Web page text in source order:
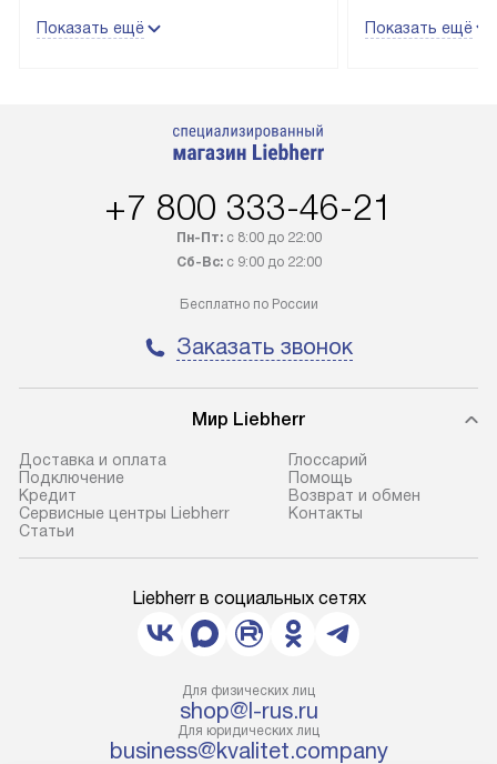
лейблом доставляется бесплатно
Показать ещё
эксплуатации
Показать ещё
+7 800 333-46-21
Пн-Пт:с 8:00 до 22:00
Сб-Вс:с 9:00 до 22:00
Бесплатно по России
Заказать звонок
Мир Liebherr
Доставка и оплата
Подключение
Кредит
Сервисные центры Liebherr
Cтатьи
Глоссарий
Помощь
Возврат и обмен
Контакты
Liebherr в социальных сетях
Для физических лиц
shop@l-rus.ru
Для юридических лиц
business@kvalitet.company